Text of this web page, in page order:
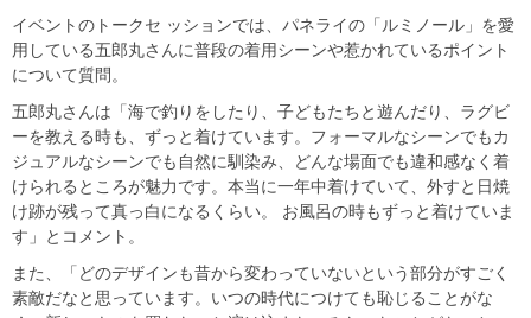
イベントのトークセ ッションでは、パネライの「ルミノール」を愛
⽤している五郎丸さんに普段の着⽤シーンや惹かれているポイント
について質問。
五郎丸さんは「海で釣りをしたり、⼦どもたちと遊んだり、ラグビ
ーを教える時も、ずっと着けています。フォーマルなシーンでもカ
ジュアルなシーンでも⾃然に馴染み、どんな場⾯でも違和感なく着
けられるところが魅⼒です。本当に⼀年中着けていて、外すと⽇焼
け跡が残って真っ⽩になるくらい。 お⾵呂の時もずっと着けていま
す」とコメント。
また、「どのデザインも昔から変わっていないという部分がすごく
素敵だなと思っています。いつの時代につけても恥じることがな